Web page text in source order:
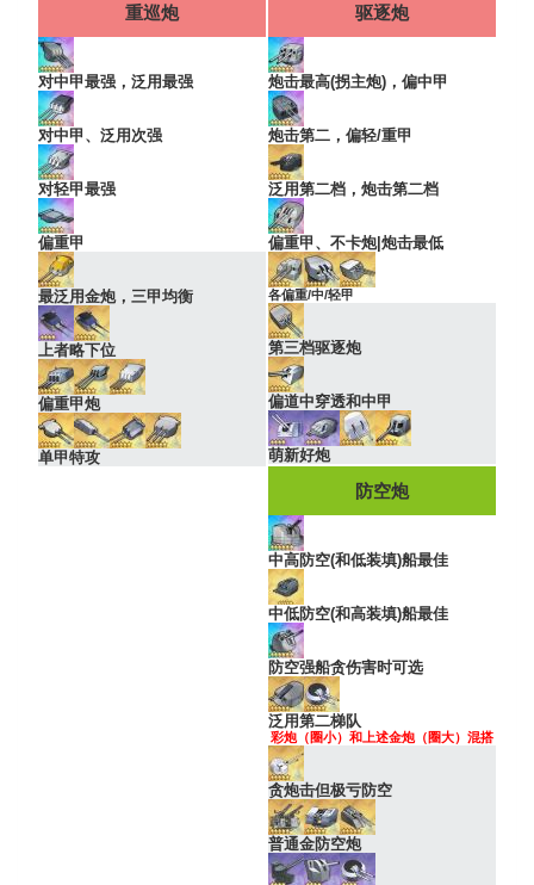
重巡炮
对中甲最强，泛用最强
对中甲、泛用次强
对轻甲最强
偏重甲
最泛用金炮，三甲均衡
上者略下位
偏重甲炮
单甲特攻
驱逐炮
炮击最高(拐主炮)，偏中甲
炮击第二，偏轻/重甲
泛用第二档，炮击第二档
偏重甲、不卡炮|炮击最低
各偏重/中/轻甲
第三档驱逐炮
偏道中穿透和中甲
萌新好炮
防空炮
中高防空(和低装填)船最佳
中低防空(和高装填)船最佳
防空强船贪伤害时可选
泛用第二梯队
彩炮（圈小）和上述金炮（圈大）混搭
贪炮击但极亏防空
普通金防空炮